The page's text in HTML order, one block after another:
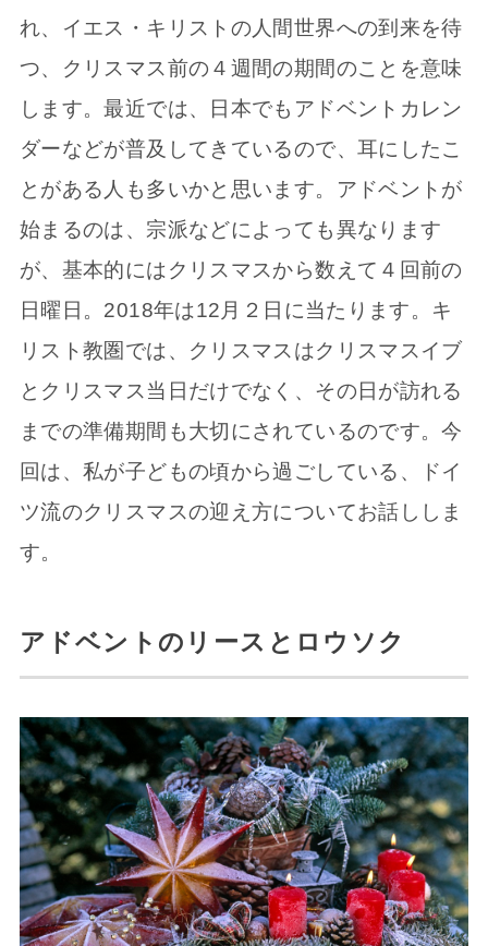
れ、イエス・キリストの人間世界への到来を待
つ、クリスマス前の４週間の期間のことを意味
します。最近では、日本でもアドベントカレン
ダーなどが普及してきているので、耳にしたこ
とがある人も多いかと思います。アドベントが
始まるのは、宗派などによっても異なります
が、基本的にはクリスマスから数えて４回前の
日曜日。2018年は12月２日に当たります。キ
リスト教圏では、クリスマスはクリスマスイブ
とクリスマス当日だけでなく、その日が訪れる
までの準備期間も大切にされているのです。今
回は、私が子どもの頃から過ごしている、ドイ
ツ流のクリスマスの迎え方についてお話ししま
す。
アドベントのリースとロウソク